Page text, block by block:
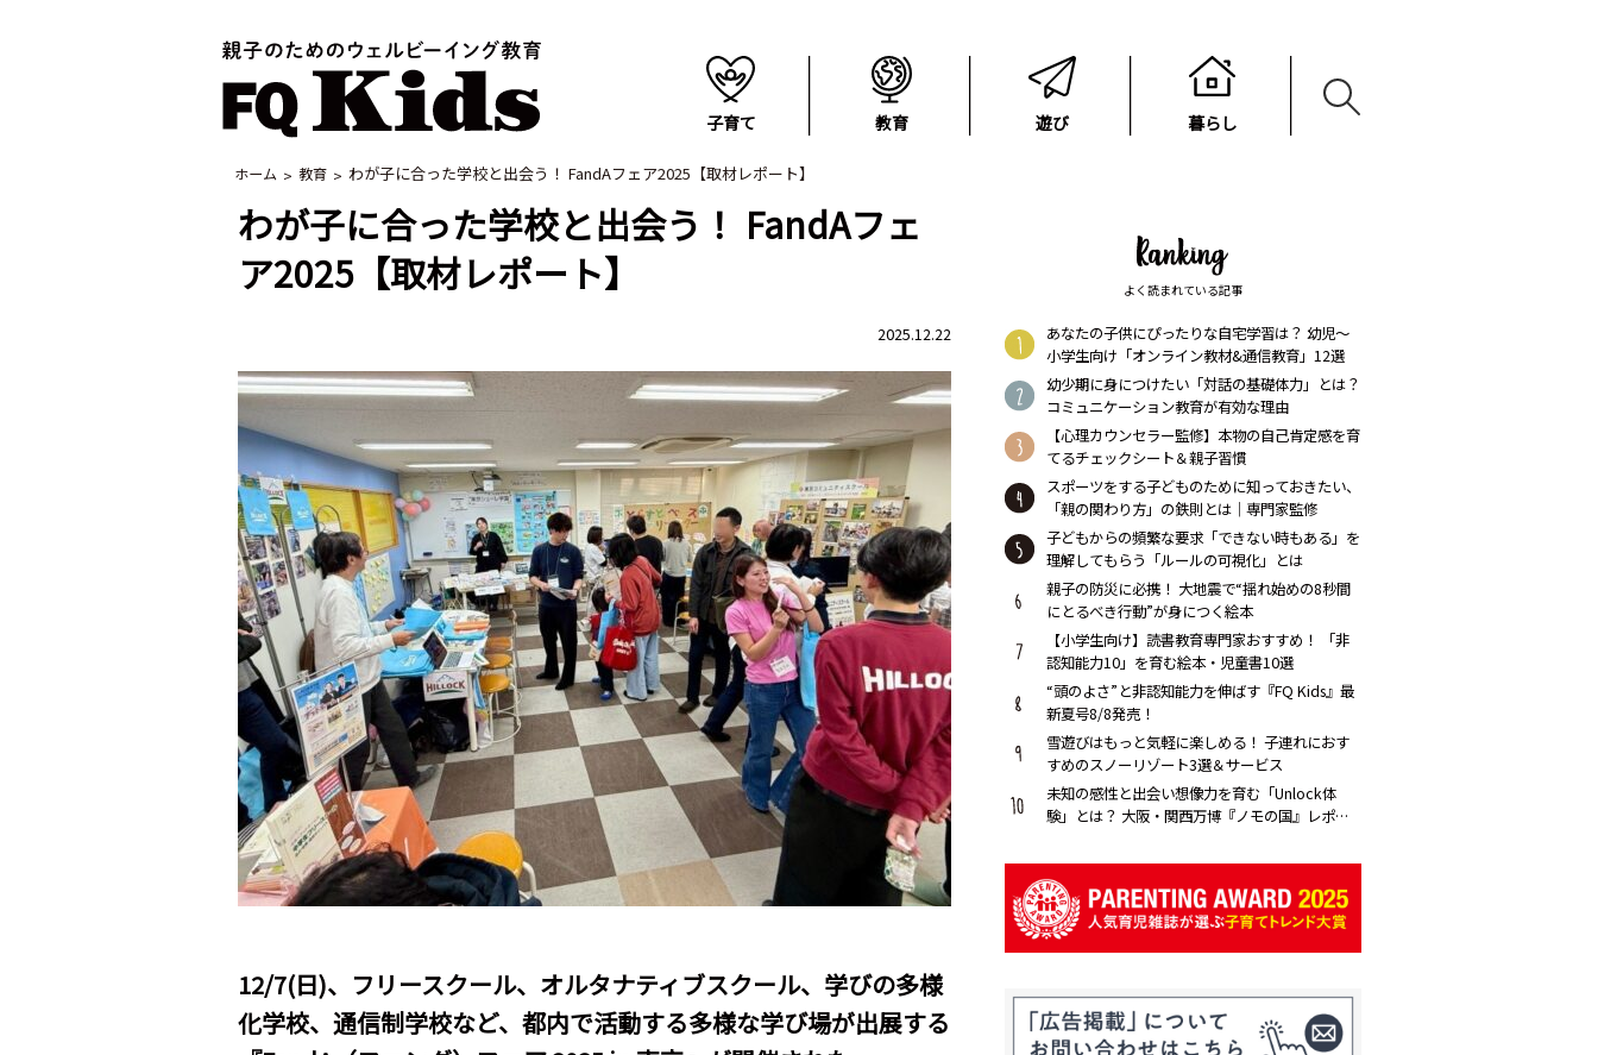
子育て 教育 遊び 暮らし
ホーム 教育 わが子に合った学校と出会う！ FandAフェア2025【取材レポート】
わが子に合った学校と出会う！ FandAフェ
ア2025【取材レポート】
2025.12.22
12/7(日)、フリースクール、オルタナティブスクール、学びの多様
化学校、通信制学校など、都内で活動する多様な学び場が出展する
よく読まれている記事
あなたの子供にぴったりな自宅学習は？ 幼児〜
小学生向け「オンライン教材&通信教育」12選
幼少期に身につけたい「対話の基礎体力」とは？
コミュニケーション教育が有効な理由
【心理カウンセラー監修】本物の自己肯定感を育
てるチェックシート＆親子習慣
スポーツをする子どものために知っておきたい、
「親の関わり方」の鉄則とは｜専門家監修
子どもからの頻繁な要求「できない時もある」を
理解してもらう「ルールの可視化」とは
親子の防災に必携！ 大地震で“揺れ始めの8秒間
にとるべき行動”が身につく絵本
【小学生向け】読書教育専門家おすすめ！ 「非
認知能力10」を育む絵本・児童書10選
“頭のよさ”と非認知能力を伸ばす『FQ Kids』最
新夏号8/8発売！
雪遊びはもっと気軽に楽しめる！ 子連れにおす
すめのスノーリゾート3選＆サービス
未知の感性と出会い想像力を育む「Unlock体
験」とは？ 大阪・関西万博『ノモの国』レポー